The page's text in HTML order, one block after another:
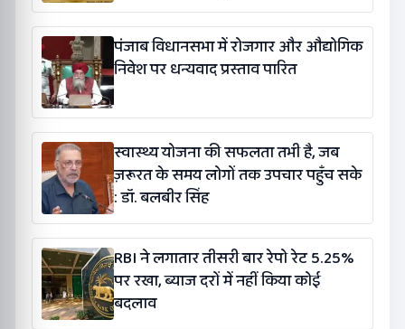
पंजाब विधानसभा में रोजगार और औद्योगिक
निवेश पर धन्यवाद प्रस्ताव पारित
स्वास्थ्य योजना की सफलता तभी है, जब
ज़रूरत के समय लोगों तक उपचार पहुँच सके
: डॉ. बलबीर सिंह
RBI ने लगातार तीसरी बार रेपो रेट 5.25%
पर रखा, ब्याज दरों में नहीं किया कोई
बदलाव